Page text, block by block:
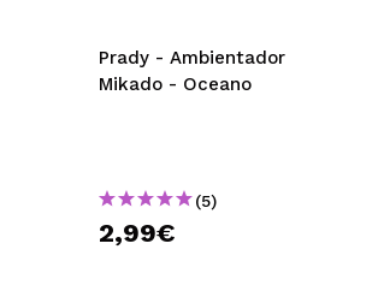
Prady - Ambientador
Mikado - Oceano
(5)
2,99€